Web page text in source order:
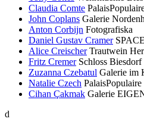
Claudia Comte
John Coplans Galerie
Anton Corbijn Fotografiska
Daniel Gustav Cramer
Alice Creischer Trautwein
Fritz Cremer Schloss Biesdorf
Zuzanna Czebatul Galerie im
Natalie Czech PalaisPopulaire
Cihan Çakmak Galerie
d